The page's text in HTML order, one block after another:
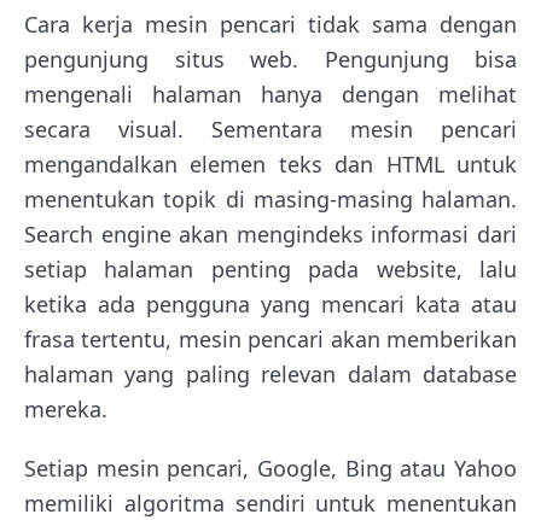
Cara kerja mesin pencari tidak sama dengan
pengunjung situs web. Pengunjung bisa
mengenali halaman hanya dengan melihat
secara visual. Sementara mesin pencari
mengandalkan elemen teks dan HTML untuk
menentukan topik di masing-masing halaman.
Search engine akan mengindeks informasi dari
setiap halaman penting pada website, lalu
ketika ada pengguna yang mencari kata atau
frasa tertentu, mesin pencari akan memberikan
halaman yang paling relevan dalam database
mereka.
Setiap mesin pencari, Google, Bing atau Yahoo
memiliki algoritma sendiri untuk menentukan